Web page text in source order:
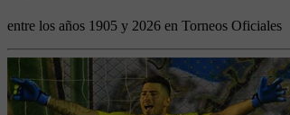
entre los años 1905 y 2026 en Torneos Oficiales